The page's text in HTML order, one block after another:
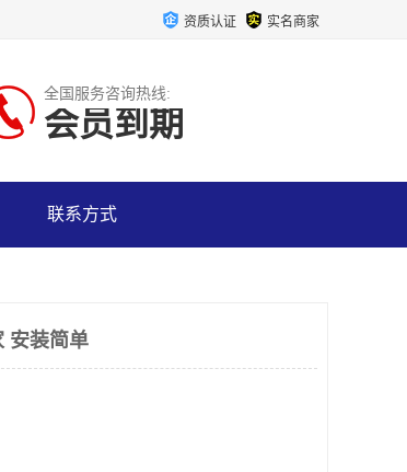
资质认证 实名商家
全国服务咨询热线:
会员到期
联系方式
安装简单